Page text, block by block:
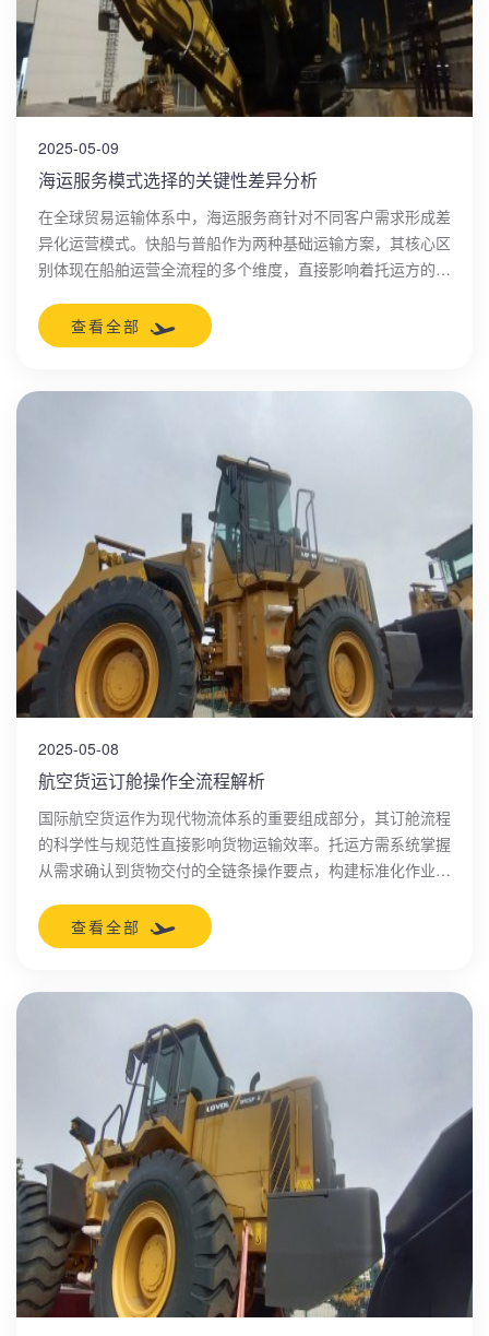
2025-05-09
海运服务模式选择的关键性差异分析
在全球贸易运输体系中，海运服务商针对不同客户需求形成差
异化运营模式。快船与普船作为两种基础运输方案，其核心区
别体现在船舶运营全流程的多个维度，直接影响着托运方的成
查看全部
2025-05-08
航空货运订舱操作全流程解析
国际航空货运作为现代物流体系的重要组成部分，其订舱流程
的科学性与规范性直接影响货物运输效率。托运方需系统掌握
从需求确认到货物交付的全链条操作要点，构建标准化作业流
查看全部